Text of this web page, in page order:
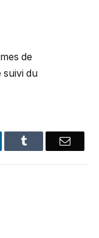
de
suivi du
Tumblr Email